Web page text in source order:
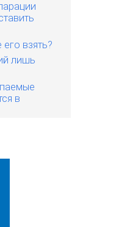
взять?
лишь
в